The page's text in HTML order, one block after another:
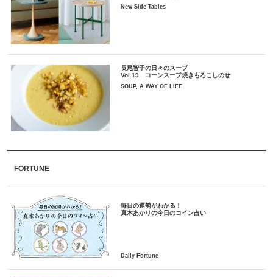
New Side Tables
長尾智子の日々のスープ
Vol.19 コーンスープ焼きもろこしのせ
SOUP, A WAY OF LIFE
FORTUNE
毎日の運勢がわかる！